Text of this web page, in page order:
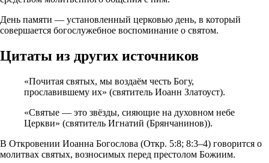
День памяти — установленный церковью день, в который
совершается богослужебное воспоминание о святом.
Цитаты из других источников
«Почитая святых, мы воздаём честь Богу,
прославившему их» (святитель Иоанн Златоуст).
«Святые — это звёзды, сияющие на духовном небе
Церкви» (святитель Игнатий (Брянчанинов)).
В Откровении Иоанна Богослова (Откр. 5:8; 8:3–4) говорится о
молитвах святых, возносимых перед престолом Божиим.